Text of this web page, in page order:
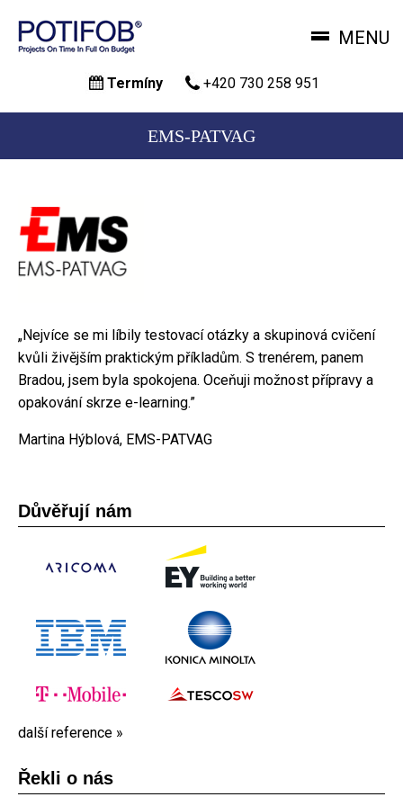
hlavnímu
MENU
Termíny +420 730 258 951
EMS-PATVAG
„Nejvíce se mi líbily testovací otázky a skupinová cvičení
kvůli živějším praktickým příkladům. S trenérem, panem
Bradou, jsem byla spokojena. Oceňuji možnost přípravy a
opakování skrze e-learning.”
Martina Hýblová, EMS-PATVAG
Důvěřují nám
další reference »
Řekli o nás